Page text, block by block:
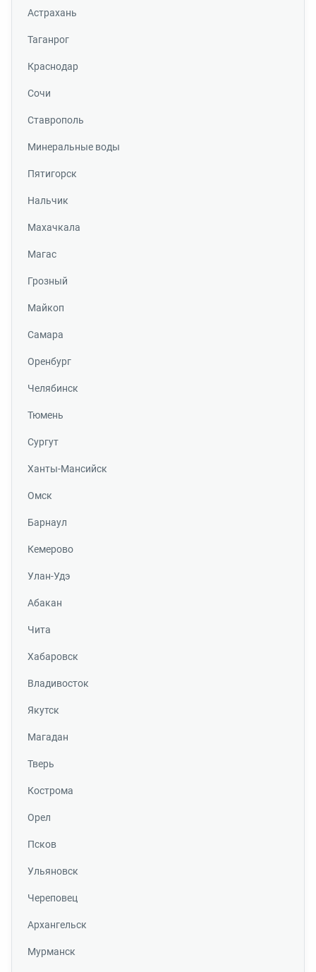
Астрахань
Таганрог
Краснодар
Сочи
Ставрополь
Минеральные воды
Пятигорск
Нальчик
Махачкала
Магас
Грозный
Майкоп
Самара
Оренбург
Челябинск
Тюмень
Сургут
Ханты-Мансийск
Омск
Барнаул
Кемерово
Улан-Удэ
Абакан
Чита
Хабаровск
Владивосток
Якутск
Магадан
Тверь
Кострома
Орел
Псков
Ульяновск
Череповец
Архангельск
Мурманск